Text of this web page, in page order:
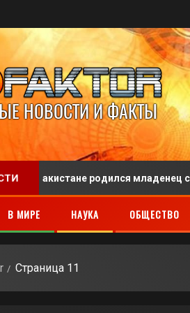
родился младенец с двумя
В МИРЕ НАУКА ОБЩЕСТВО
Страница 11